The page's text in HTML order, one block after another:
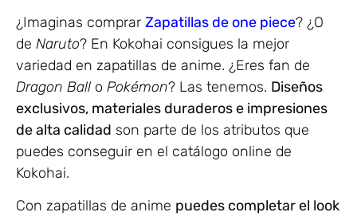
¿Imaginas comprar Zapatillas de one piece? ¿O
de Naruto? En Kokohai consigues la mejor
variedad en zapatillas de anime. ¿Eres fan de
Dragon Ball o Pokémon? Las tenemos. Diseños
exclusivos, materiales duraderos e impresiones
de alta calidad son parte de los atributos que
puedes conseguir en el catálogo online de
Kokohai.
Con zapatillas de anime puedes completar el look